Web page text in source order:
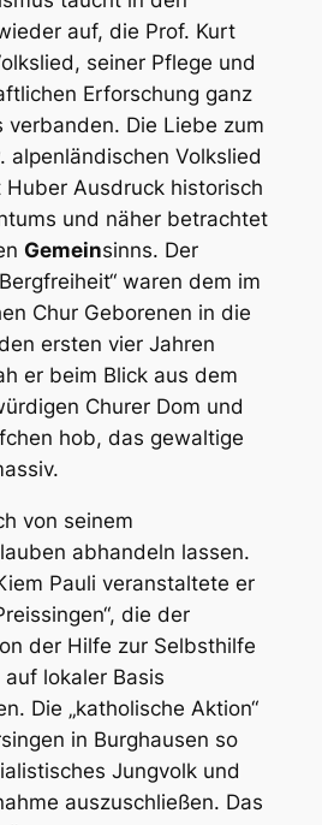
auf, die Prof. Kurt
seiner Pflege und
Erforschung ganz
verbanden. Die Liebe zum
alpenländischen Volkslied
Ausdruck historisch
und näher betrachtet
Gemeinsinns. Der
waren dem im
Chur Geborenen in die
ersten vier Jahren
er beim Blick aus dem
Churer Dom und
hob, das gewaltige
von seinem
abhandeln lassen.
Pauli veranstaltete er
die der
der Hilfe zur Selbsthilfe
lokaler Basis
Die „katholische Aktion“
in Burghausen so
Jungvolk und
auszuschließen. Das